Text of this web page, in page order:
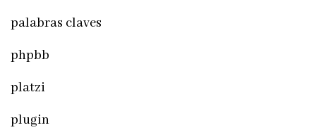
palabras claves
phpbb
platzi
plugin